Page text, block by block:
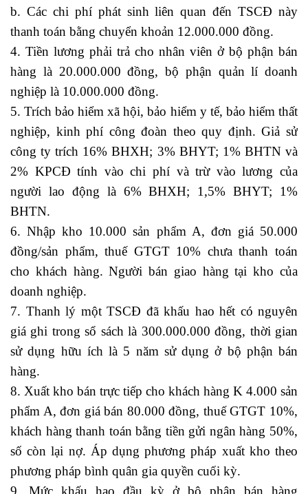
b. Các chi phí phát sinh liên quan đến TSCĐ này
thanh toán bằng chuyển khoản 12.000.000 đồng.
4. Tiền lương phải trả cho nhân viên ở bộ phận bán
hàng là 20.000.000 đồng, bộ phận quản lí doanh
nghiệp là 10.000.000 đồng.
5. Trích bảo hiểm xã hội, bảo hiểm y tế, bảo hiểm thất
nghiệp, kinh phí công đoàn theo quy định. Giả sử
công ty trích 16% BHXH; 3% BHYT; 1% BHTN và
2% KPCĐ tính vào chi phí và trừ vào lương của
người lao động là 6% BHXH; 1,5% BHYT; 1%
BHTN.
6. Nhập kho 10.000 sản phẩm A, đơn giá 50.000
đồng/sản phẩm, thuế GTGT 10% chưa thanh toán
cho khách hàng. Người bán giao hàng tại kho của
doanh nghiệp.
7. Thanh lý một TSCĐ đã khấu hao hết có nguyên
giá ghi trong sổ sách là 300.000.000 đồng, thời gian
sử dụng hữu ích là 5 năm sử dụng ở bộ phận bán
hàng.
8. Xuất kho bán trực tiếp cho khách hàng K 4.000 sản
phẩm A, đơn giá bán 80.000 đồng, thuế GTGT 10%,
khách hàng thanh toán bằng tiền gửi ngân hàng 50%,
số còn lại nợ. Áp dụng phương pháp xuất kho theo
phương pháp bình quân gia quyền cuối kỳ.
9. Mức khấu hao đầu kỳ ở bộ phận bán hàng